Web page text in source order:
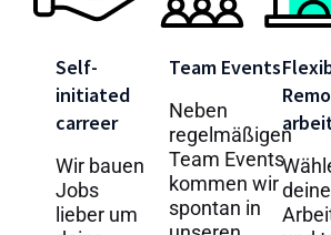
Self-
initiated
carreer
Wir bauen
Jobs
lieber um
Team Events
Neben
regelmäßigen
Team Events
kommen wir
spontan in